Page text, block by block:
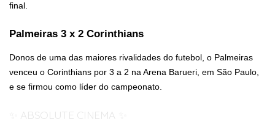
final.
Palmeiras 3 x 2 Corinthians
Donos de uma das maiores rivalidades do futebol, o Palmeiras
venceu o Corinthians por 3 a 2 na Arena Barueri, em São Paulo,
e se firmou como líder do campeonato.
✨ ABSOLUTE CINEMA ✨